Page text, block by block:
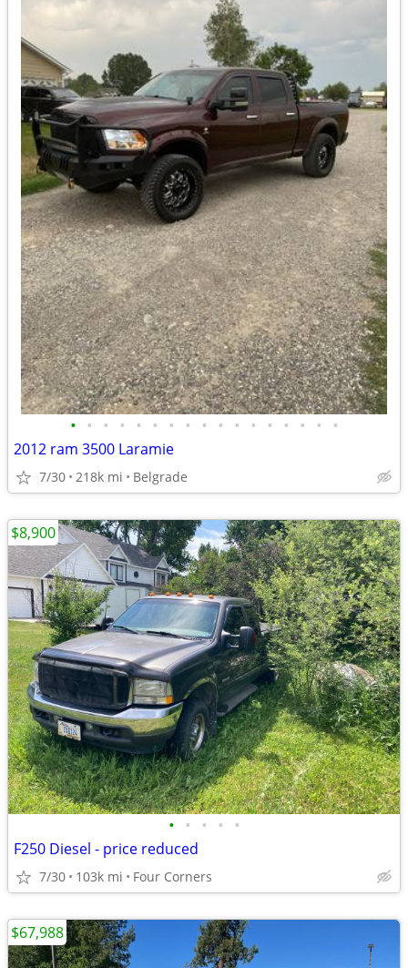
• • • • • • • • • • • • • • • • •
2012 ram 3500 Laramie
7/30 218k mi Belgrade
• • • • •
F250 Diesel - price reduced
7/30 103k mi Four Corners
$8,900
$67,988